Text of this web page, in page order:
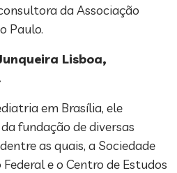
da Associação
Paulo.
Lisboa,
em Brasília, ele
fundação de diversas
as quais, a Sociedade
e o Centro de Estudos